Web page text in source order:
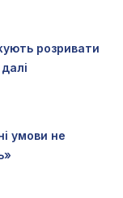
розривати
умови не